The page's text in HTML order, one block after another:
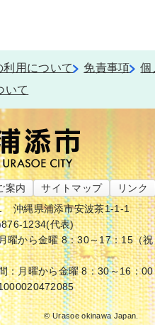
利用について 免責事項
個
いて
案内 サイトマップ リンク
沖縄県浦添市安波茶1-1-1
1234(代表)
曜から金曜 8：30～17：15（
：月曜から金曜 8：30～16：00
© Urasoe okinawa Japan.